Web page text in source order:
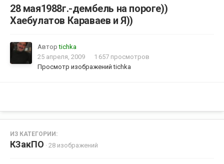
28 мая1988г.-дембель на пороге))
Хаебулатов Караваев и Я))
Авторtichka
25 апреля, 2009
1 657 просмотров
Просмотр изображений tichka
ИЗ КАТЕГОРИИ:
КЗакПО · 28 изображений